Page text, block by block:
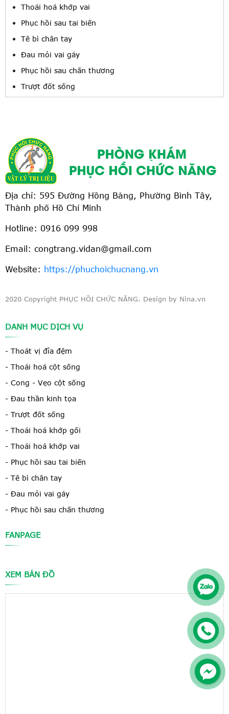
Thoái hoá khớp vai
Phục hồi sau tai biến
Tê bì chân tay
Đau mỏi vai gáy
Phục hồi sau chấn thương
Trượt đốt sống
Địa chỉ: 595 Đường Hồng Bàng, Phường Bình Tây,
Thành phố Hồ Chí Minh
Hotline: 0916 099 998
Email: congtrang.vidan@gmail.com
Website: https://phuchoichucnang.vn
2020 Copyright PHỤC HỒI CHỨC NĂNG. Design by Nina.vn
DANH MỤC DỊCH VỤ
- Thoát vị đĩa đệm
- Thoái hoá cột sống
- Cong - Vẹo cột sống
- Đau thần kinh tọa
- Trượt đốt sống
- Thoái hoá khớp gối
- Thoái hoá khớp vai
- Phục hồi sau tai biến
- Tê bì chân tay
- Đau mỏi vai gáy
- Phục hồi sau chấn thương
FANPAGE
XEM BẢN ĐỒ